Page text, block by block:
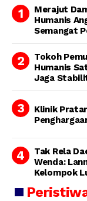
Merajut
Humanis
Semangat
Tokoh
Humanis
Jaga
Klinik
Tak Rela
Wenda:
Kelompok